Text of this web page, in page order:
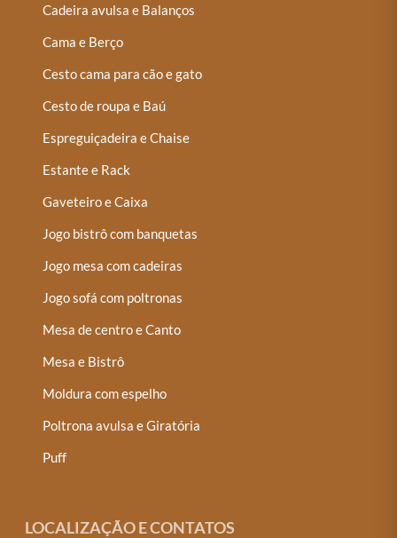
Cadeira avulsa e Balanços
Cama e Berço
Cesto cama para cão e gato
Cesto de roupa e Baú
Espreguiçadeira e Chaise
Estante e Rack
Gaveteiro e Caixa
Jogo bistrô com banquetas
Jogo mesa com cadeiras
Jogo sofá com poltronas
Mesa de centro e Canto
Mesa e Bistrô
Moldura com espelho
Poltrona avulsa e Giratória
Puff
LOCALIZAÇÃO E CONTATOS